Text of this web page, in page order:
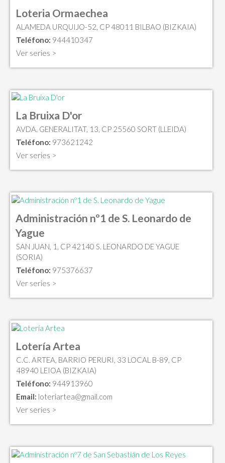
Loteria Ormaechea
ALAMEDA URQUIJO-52, CP 48011 BILBAO (BIZKAIA)
Teléfono: 944410347
Ver series >
La Bruixa D'or
AVDA. GENERALITAT, 13, CP 25560 SORT (LLEIDA)
Teléfono: 973621242
Ver series >
Administración nº1 de S. Leonardo de
Yague
SAN JUAN, 1, CP 42140 S. LEONARDO DE YAGUE
(SORIA)
Teléfono: 975376637
Ver series >
Lotería Artea
C.C. ARTEA, BARRIO PERURI, 33 LOCAL B-89, CP
48940 LEIOA (BIZKAIA)
Teléfono: 944913960
Email: loteriartea@gmail.com
Ver series >